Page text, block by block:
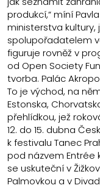
produkcí,“ míní
ministerstva
spolupořadatelem
figuruje rovněž v
od Open Society
tvorba. Palác
To je východ, na
Estonska,
přehlídkou, jež
12. do 15. dubna
k festivalu Tanec
pod názvem Entrée
se uskuteční v
Palmovkou a v